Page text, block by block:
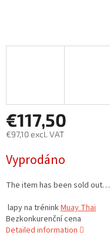
€117,50
€97,10 excl. VAT
price:
Vyprodáno
The item has been sold out…
lapy na tréninkMuay Thai
Bezkonkurenční cena
Detailed information